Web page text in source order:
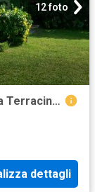
12 foto
Villa Bifamiliare in in affitto da privato a Terracina traversa 23, giardino, da privato, lavanderia TrovaCasa
dettagli